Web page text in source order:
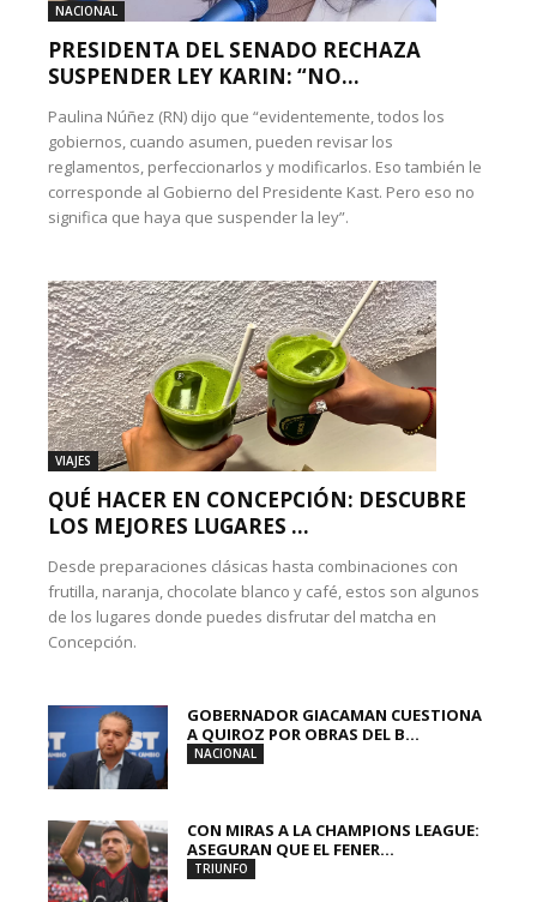
NACIONAL
PRESIDENTA DEL SENADO RECHAZA
SUSPENDER LEY KARIN: “NO...
Paulina Núñez (RN) dijo que “evidentemente, todos los
gobiernos, cuando asumen, pueden revisar los
reglamentos, perfeccionarlos y modificarlos. Eso también le
corresponde al Gobierno del Presidente Kast. Pero eso no
significa que haya que suspender la ley”.
VIAJES
QUÉ HACER EN CONCEPCIÓN: DESCUBRE
LOS MEJORES LUGARES ...
Desde preparaciones clásicas hasta combinaciones con
frutilla, naranja, chocolate blanco y café, estos son algunos
de los lugares donde puedes disfrutar del matcha en
Concepción.
GOBERNADOR GIACAMAN CUESTIONA
A QUIROZ POR OBRAS DEL B...
NACIONAL
CON MIRAS A LA CHAMPIONS LEAGUE:
ASEGURAN QUE EL FENER...
TRIUNFO